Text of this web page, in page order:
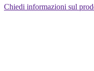
Chiedi informazioni sul